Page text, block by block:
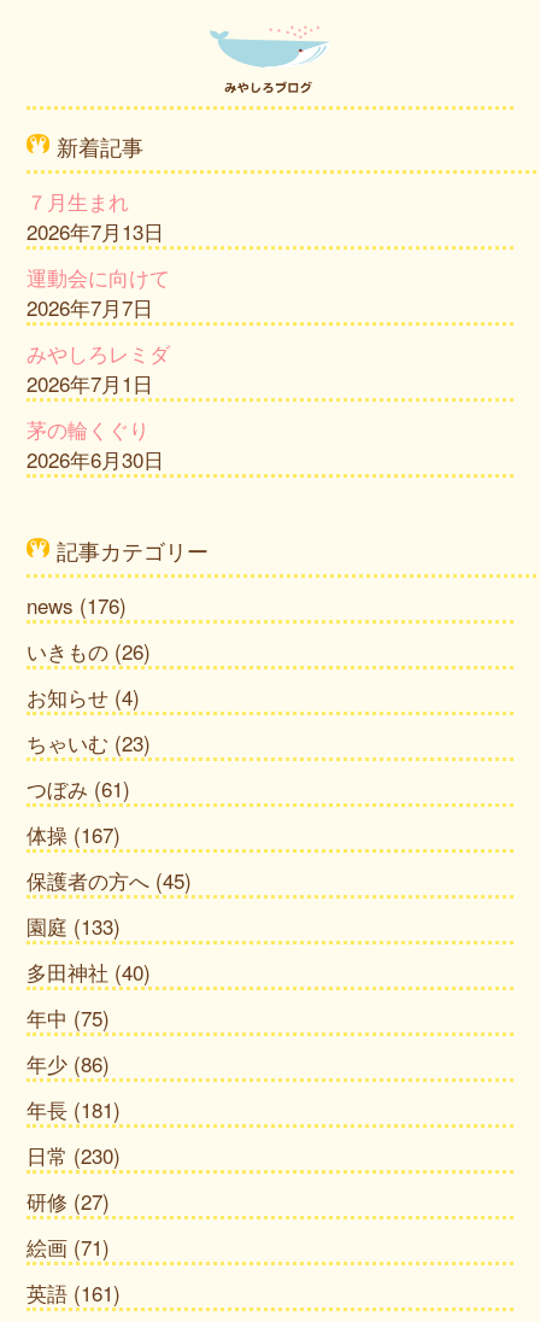
新着記事
７月生まれ
2026年7月13日
運動会に向けて
2026年7月7日
みやしろレミダ
2026年7月1日
茅の輪くぐり
2026年6月30日
記事カテゴリー
news (176)
いきもの (26)
お知らせ (4)
ちゃいむ (23)
つぼみ (61)
体操 (167)
保護者の方へ (45)
園庭 (133)
多田神社 (40)
年中 (75)
年少 (86)
年長 (181)
日常 (230)
研修 (27)
絵画 (71)
英語 (161)